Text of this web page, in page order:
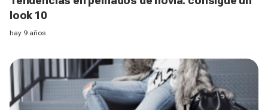
look 10
hay 9 años